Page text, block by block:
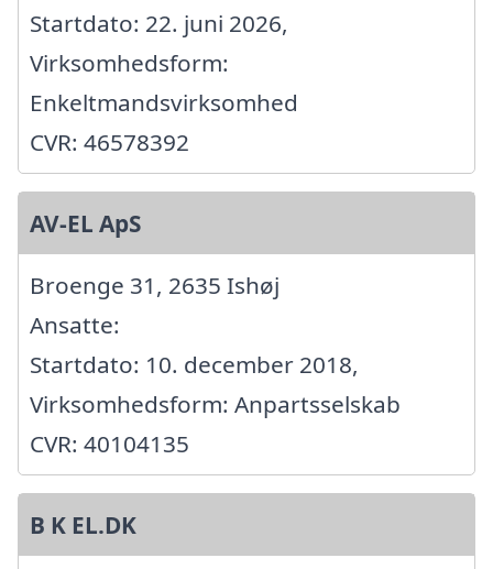
Startdato: 22. juni 2026,
Virksomhedsform:
Enkeltmandsvirksomhed
CVR: 46578392
AV-EL ApS
Broenge 31, 2635 Ishøj
Ansatte:
Startdato: 10. december 2018,
Virksomhedsform: Anpartsselskab
CVR: 40104135
B K EL.DK